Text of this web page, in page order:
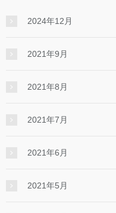
2024年12月
2021年9月
2021年8月
2021年7月
2021年6月
2021年5月